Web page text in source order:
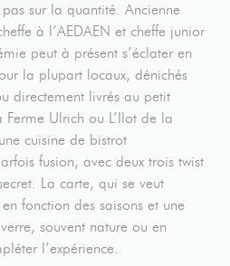
sur la quantité. Ancienne
à l’AEDAEN et cheffe junior
peut à présent s’éclater en
la plupart locaux, dénichés
directement livrés au petit
Ulrich ou L’Ilot de la
cuisine de bistrot
fusion, avec deux trois twist
La carte, qui se veut
fonction des saisons et une
souvent nature ou en
l’expérience.